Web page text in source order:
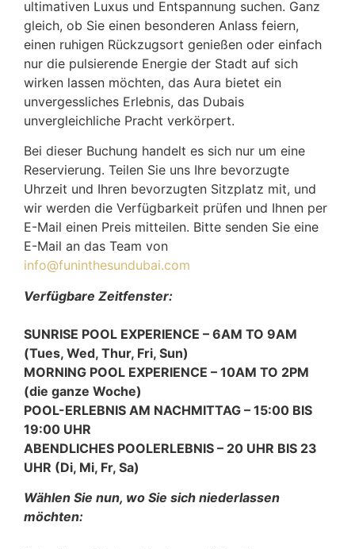
ultimativen Luxus und Entspannung suchen. Ganz
gleich, ob Sie einen besonderen Anlass feiern,
einen ruhigen Rückzugsort genießen oder einfach
nur die pulsierende Energie der Stadt auf sich
wirken lassen möchten, das Aura bietet ein
unvergessliches Erlebnis, das Dubais
unvergleichliche Pracht verkörpert.
Bei dieser Buchung handelt es sich nur um eine
Reservierung. Teilen Sie uns Ihre bevorzugte
Uhrzeit und Ihren bevorzugten Sitzplatz mit, und
wir werden die Verfügbarkeit prüfen und Ihnen per
E-Mail einen Preis mitteilen. Bitte senden Sie eine
E-Mail an das Team von
info@funinthesundubai.com
Verfügbare Zeitfenster:
SUNRISE POOL EXPERIENCE – 6AM TO 9AM
(Tues, Wed, Thur, Fri, Sun)
MORNING POOL EXPERIENCE – 10AM TO 2PM
(die ganze Woche)
POOL-ERLEBNIS AM NACHMITTAG – 15:00 BIS
19:00 UHR
ABENDLICHES POOLERLEBNIS – 20 UHR BIS 23
UHR (Di, Mi, Fr, Sa)
Wählen Sie nun, wo Sie sich niederlassen
möchten: